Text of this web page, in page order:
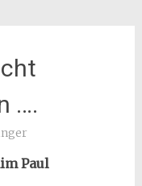
….
Paul